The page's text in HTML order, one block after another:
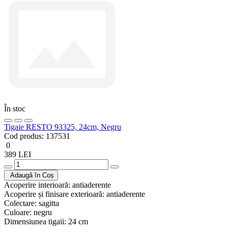
În stoc
Tigaie RESTO 93325, 24cm, Negru
Cod produs: 137531
0
389 LEI
Adaugă în Coș
Acoperire interioară: antiaderente
Acoperire și finisare exterioară: antiaderente
Colectare: sagitta
Culoare: negru
Dimensiunea tigaii: 24 cm